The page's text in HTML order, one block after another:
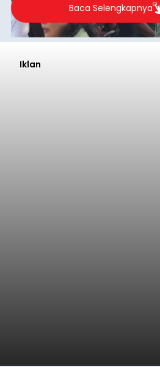
Baca Selengkapnya
Iklan